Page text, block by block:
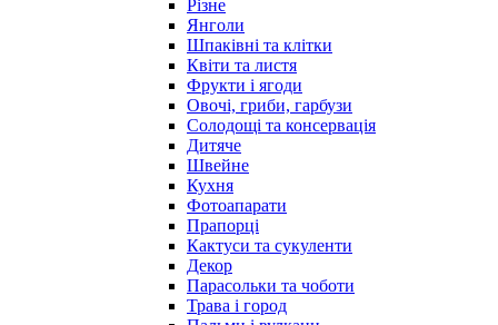
Різне
Янголи
Шпаківні та клітки
Квіти та листя
Фрукти і ягоди
Овочі, гриби, гарбузи
Солодощі та консервація
Дитяче
Швейне
Кухня
Фотоапарати
Прапорці
Кактуси та сукуленти
Декор
Парасольки та чоботи
Трава і город